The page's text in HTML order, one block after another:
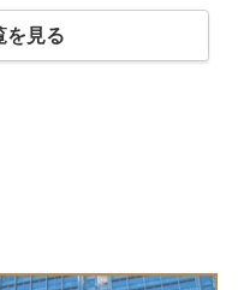
を見る